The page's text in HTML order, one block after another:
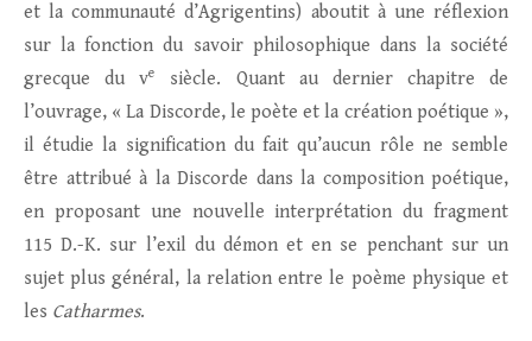
et la communauté d’Agrigentins) aboutit à une réflexion
sur la fonction du savoir philosophique dans la société
grecque du ve
siècle. Quant au dernier chapitre de
l’ouvrage, « La Discorde, le poète et la création poétique »,
il étudie la signification du fait qu’aucun rôle ne semble
être attribué à la Discorde dans la composition poétique,
en proposant une nouvelle interprétation du fragment
115 D.-K. sur l’exil du démon et en se penchant sur un
sujet plus général, la relation entre le poème physique et
les Catharmes.